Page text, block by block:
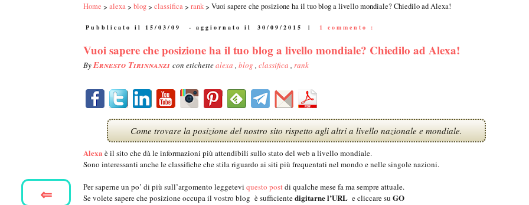
Home alexa blog classifica rank Vuoi sapere che posizione ha il tuo blog a livello mondiale? Chiedilo ad Alexa!
Pubblicato il 15/03/09 - aggiornato il 30/09/2015 | 1 commento :
Vuoi sapere che posizione ha il tuo blog a livello mondiale? Chiedilo ad Alexa!
ByErnesto Tirinnanzi con etichettealexa , blog , classifica , rank
Come trovare la posizione del nostro sito rispetto agli altri a livello nazionale e mondiale.
Alexa è il sito che dà le informazioni più attendibili sullo stato del web a livello mondiale.
Sono interessanti anche le classifiche che stila riguardo ai siti più frequentati nel mondo e nelle singole nazioni.
Per saperne un po’ di più sull’argomento leggetevi questo postdi qualche mese fa ma sempre attuale.
Se volete sapere che posizione occupa il vostro blog è sufficientedigitarne l’URL e cliccare su GO
⇐